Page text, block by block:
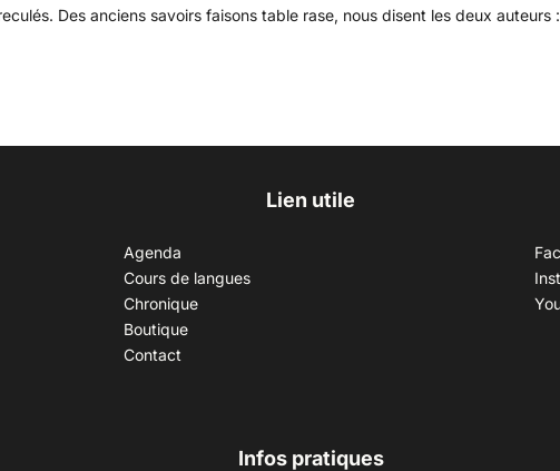
Des anciens savoirs faisons table rase, nous disent les deux auteurs :
Lien utile
Agenda
Cours de langues
Chronique
Boutique
Contact
Infos pratiques